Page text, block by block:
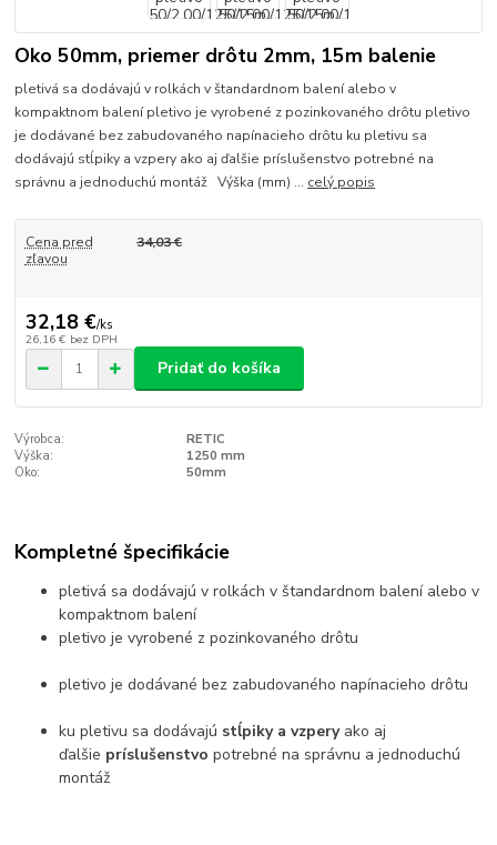
Oko 50mm, priemer drôtu 2mm, 15m balenie
pletivá sa dodávajú v rolkách v štandardnom balení alebo v
kompaktnom balení pletivo je vyrobené z pozinkovaného drôtu pletivo
je dodávané bez zabudovaného napínacieho drôtu ku pletivu sa
dodávajú stĺpiky a vzpery ako aj ďalšie príslušenstvo potrebné na
správnu a jednoduchú montáž Výška (mm) ... celý popis
Cena pred
zľavou
34,03 €
32,18 €/ks
26,16 € bez DPH
Pridať do košíka
Výrobca:
RETIC
Výška:
1250 mm
Oko:
50mm
Kompletné špecifikácie
pletivá sa dodávajú v rolkách v štandardnom balení alebo v
kompaktnom balení
pletivo je vyrobené z pozinkovaného drôtu
pletivo je dodávané bez zabudovaného napínacieho drôtu
ku pletivu sa dodávajú stĺpiky a vzperyako aj
ďalšie príslušenstvo potrebné na správnu a jednoduchú
montáž